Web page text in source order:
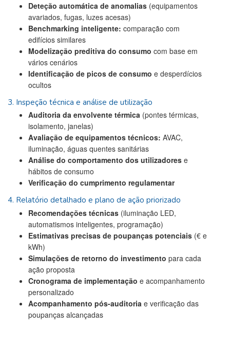
Deteção automática de anomalias (equipamentos
avariados, fugas, luzes acesas)
Benchmarking inteligente: comparação com
edifícios similares
Modelização preditiva do consumo com base em
vários cenários
Identificação de picos de consumo e desperdícios
ocultos
3. Inspeção técnica e análise de utilização
Auditoria da envolvente térmica (pontes térmicas,
isolamento, janelas)
Avaliação de equipamentos técnicos: AVAC,
iluminação, águas quentes sanitárias
Análise do comportamento dos utilizadores e
hábitos de consumo
Verificação do cumprimento regulamentar
4. Relatório detalhado e plano de ação priorizado
Recomendações técnicas (iluminação LED,
automatismos inteligentes, programação)
Estimativas precisas de poupanças potenciais (€ e
kWh)
Simulações de retorno do investimento para cada
ação proposta
Cronograma de implementação e acompanhamento
personalizado
Acompanhamento pós-auditoria e verificação das
poupanças alcançadas